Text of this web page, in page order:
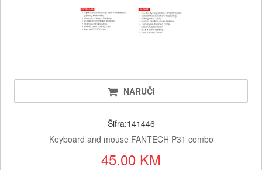
NARUČI
Šifra:141446
Keyboard and mouse FANTECH P31 combo
45.00 KM